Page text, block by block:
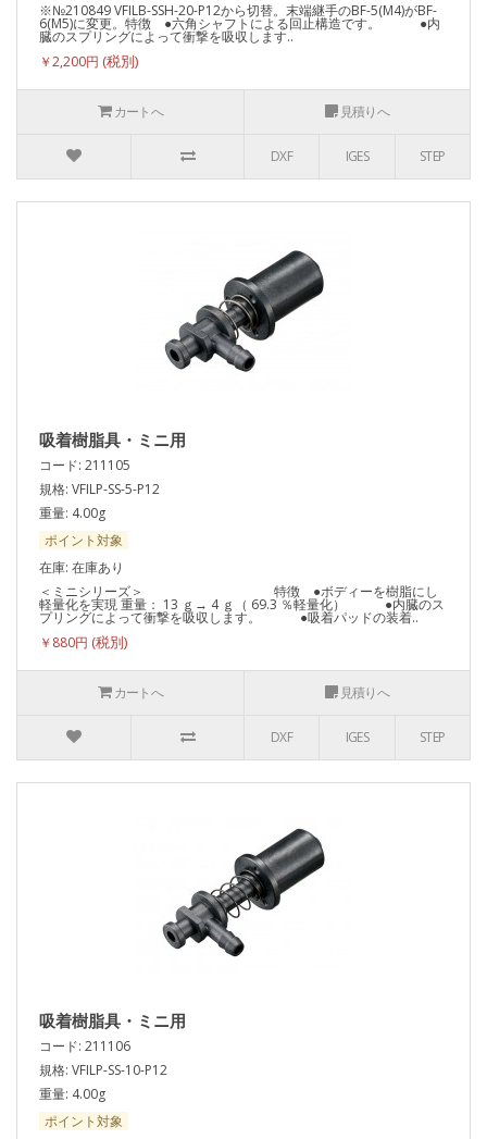
※№210849 VFILB-SSH-20-P12から切替。末端継手のBF-5(M4)がBF-
6(M5)に変更。特徴 ●六角シャフトによる回止構造です。 ●内
臓のスプリングによって衝撃を吸収します..
￥2,200円
カートへ 見積りへ
DXF IGES STEP
吸着樹脂具・ミニ用
コード: 211105
規格: VFILP-SS-5-P12
重量: 4.00g
ポイント対象
在庫: 在庫あり
＜ミニシリーズ＞ 特徴 ●ボディーを樹脂にし
軽量化を実現 重量： 13 ｇ→ 4 ｇ（ 69.3 ％軽量化） ●内臓のス
プリングによって衝撃を吸収します。 ●吸着パッドの装着..
￥880円
カートへ 見積りへ
DXF IGES STEP
吸着樹脂具・ミニ用
コード: 211106
規格: VFILP-SS-10-P12
重量: 4.00g
ポイント対象